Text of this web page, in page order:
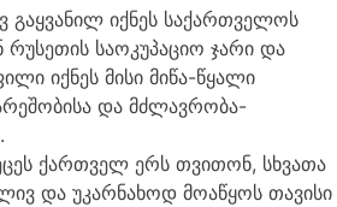
გაყვანილ იქნეს საქართველოს
რუსეთის საოკუპაციო ჯარი და
იქნეს მისი მიწა-წყალი
და მძლავრობა-
ქართველ ერს თვითონ, სხვათა
და უკარნახოდ მოაწყოს თავისი